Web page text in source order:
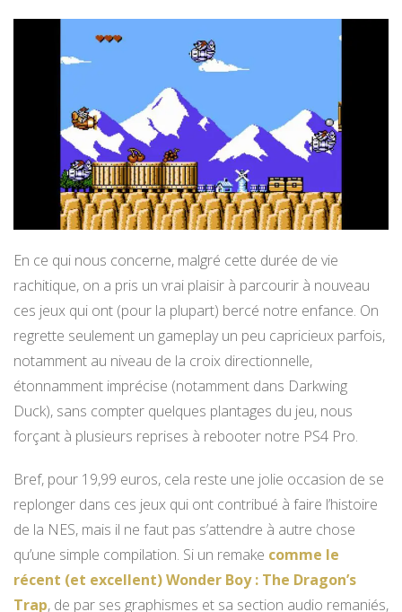
En ce qui nous concerne, malgré cette durée de vie
rachitique, on a pris un vrai plaisir à parcourir à nouveau
ces jeux qui ont (pour la plupart) bercé notre enfance. On
regrette seulement un gameplay un peu capricieux parfois,
notamment au niveau de la croix directionnelle,
étonnamment imprécise (notamment dans Darkwing
Duck), sans compter quelques plantages du jeu, nous
forçant à plusieurs reprises à rebooter notre PS4 Pro.
Bref, pour 19,99 euros, cela reste une jolie occasion de se
replonger dans ces jeux qui ont contribué à faire l’histoire
de la NES, mais il ne faut pas s’attendre à autre chose
qu’une simple compilation. Si un remake comme le
récent (et excellent) Wonder Boy : The Dragon’s
Trap, de par ses graphismes et sa section audio remaniés,